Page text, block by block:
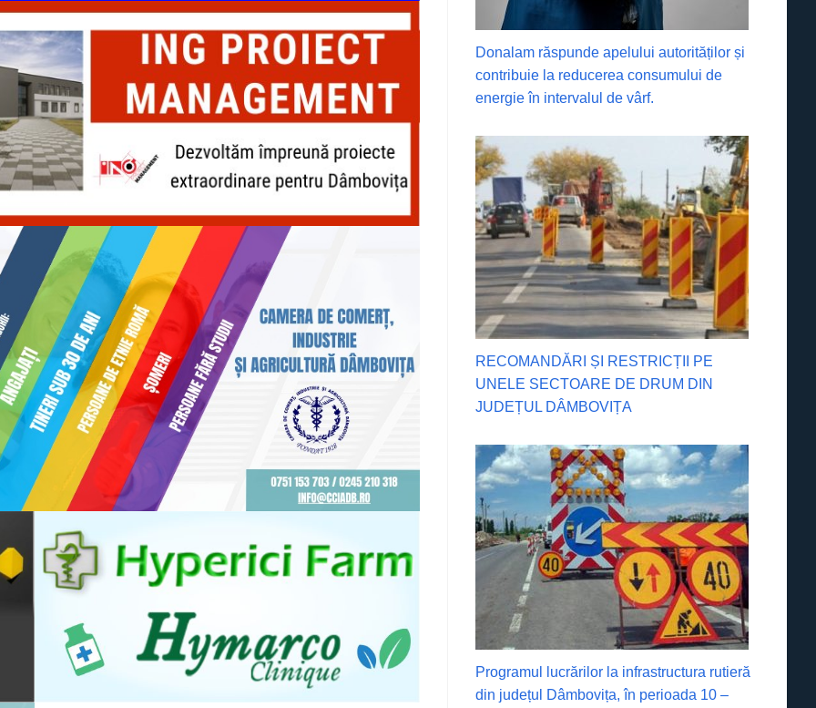
Donalam răspunde apelului autorităților și
contribuie la reducerea consumului de
energie în intervalul de vârf.
RECOMANDĂRI ȘI RESTRICȚII PE
UNELE SECTOARE DE DRUM DIN
JUDEȚUL DÂMBOVIȚA
Programul lucrărilor la infrastructura rutieră
din județul Dâmbovița, în perioada 10 –